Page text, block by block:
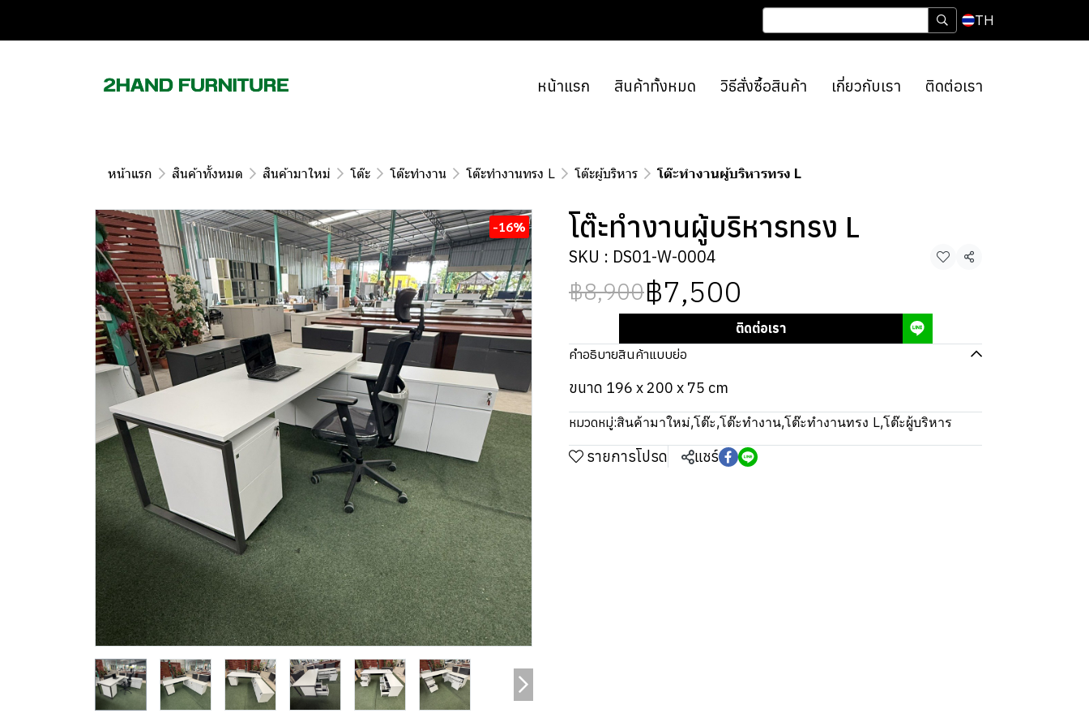
TH
หน้าแรก สินค้าทั้งหมด วิธีสั่งซื้อสินค้า เกี่ยวกับเรา ติดต่อเรา
หน้าแรก สินค้าทั้งหมด สินค้ามาใหม่ โต๊ะ โต๊ะทำงาน โต๊ะทำงานทรง L โต๊ะผู้บริหาร โต๊ะทำงานผู้บริหารทรง L
-16% โต๊ะทำงานผู้บริหารทรง L
SKU : DS01-W-0004 แชร์
฿8,900฿7,500
ติดต่อเรา
คำอธิบายสินค้าแบบย่อ
ขนาด 196 x 200 x 75 cm
หมวดหมู่:สินค้ามาใหม่,โต๊ะ,โต๊ะทำงาน,โต๊ะทำงานทรง L,โต๊ะผู้บริหาร
รายการโปรด แชร์